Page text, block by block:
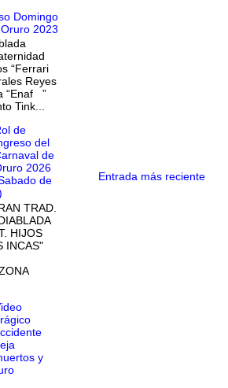
Entrada más reciente
Domingo
2023
“Ferrari
Reyes
“Enaf ”
de
del
de
2026
de
TRAD.
HIJOS
INCAS"
y